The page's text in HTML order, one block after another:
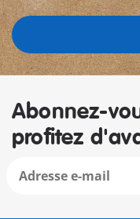
Abonnez-
profitez